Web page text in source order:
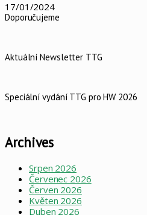
17/01/2024
Doporučujeme
Aktuální Newsletter TTG
Speciální vydání TTG pro HW 2026
Archives
Srpen 2026
Červenec 2026
Červen 2026
Květen 2026
Duben 2026